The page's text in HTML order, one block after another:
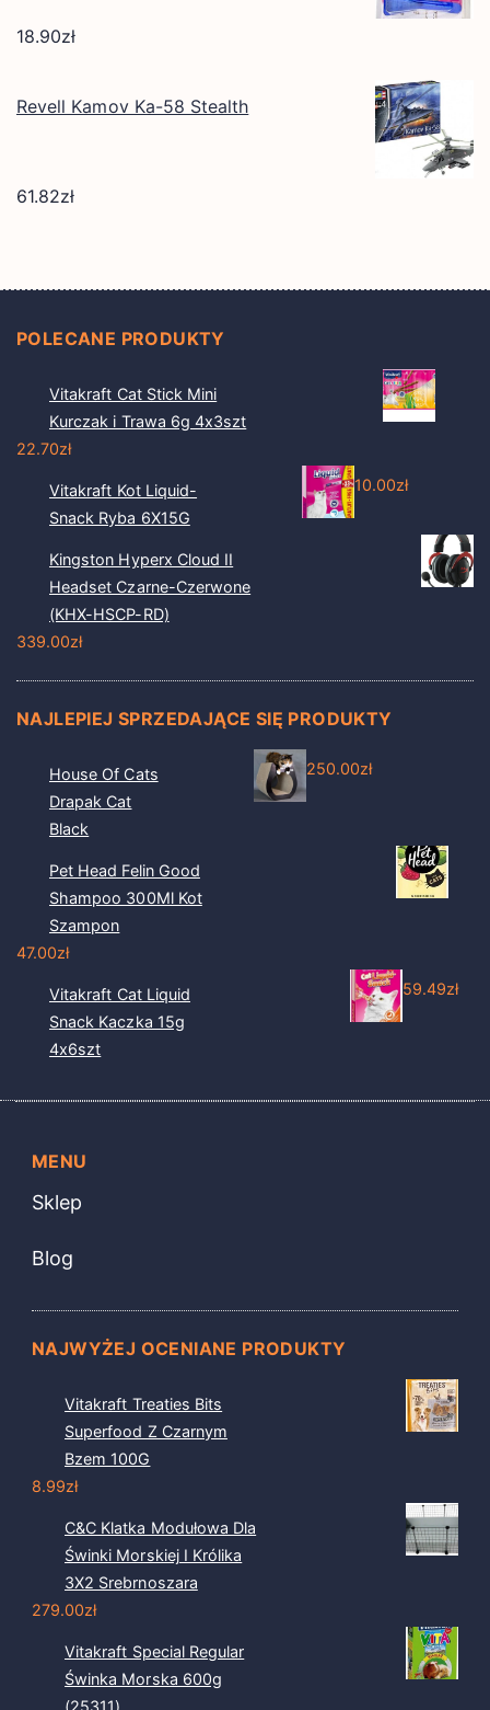
18.90zł
Revell Kamov Ka-58 Stealth
61.82zł
POLECANE PRODUKTY
Vitakraft Cat Stick Mini
Kurczak i Trawa 6g 4x3szt
22.70zł
Vitakraft Kot Liquid-
Snack Ryba 6X15G
10.00zł
Kingston Hyperx Cloud II
Headset Czarne-Czerwone
(KHX-HSCP-RD)
339.00zł
NAJLEPIEJ SPRZEDAJĄCE SIĘ PRODUKTY
House Of Cats
Drapak Cat
Black
250.00zł
Pet Head Felin Good
Shampoo 300Ml Kot
Szampon
47.00zł
Vitakraft Cat Liquid
Snack Kaczka 15g
4x6szt
59.49zł
MENU
Sklep
Blog
NAJWYŻEJ OCENIANE PRODUKTY
Vitakraft Treaties Bits
Superfood Z Czarnym
Bzem 100G
8.99zł
C&C Klatka Modułowa Dla
Świnki Morskiej I Królika
3X2 Srebrnoszara
279.00zł
Vitakraft Special Regular
Świnka Morska 600g